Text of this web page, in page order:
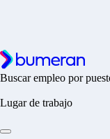
Buscar empleo por
Lugar de trabajo